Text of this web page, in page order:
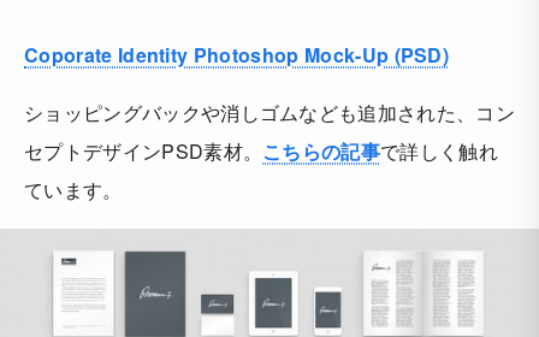
Coporate Identity Photoshop Mock-Up (PSD)
ショッピングバックや消しゴムなども追加された、コン
セプトデザインPSD素材。 こちらの記事で詳しく触れ
ています。